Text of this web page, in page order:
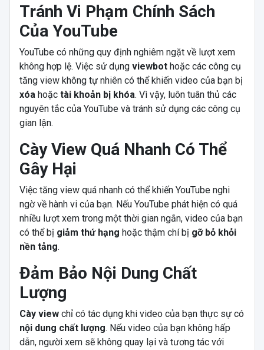
Tránh Vi Phạm Chính Sách
Của YouTube
YouTube có những quy định nghiêm ngặt về lượt xem
không hợp lệ. Việc sử dụng viewbothoặc các công cụ
tăng view không tự nhiên có thể khiến video của bạn bị
xóahoặc tài khoản bị khóa. Vì vậy, luôn tuân thủ các
nguyên tắc của YouTube và tránh sử dụng các công cụ
gian lận.
Cày View Quá Nhanh Có Thể
Gây Hại
Việc tăng view quá nhanh có thể khiến YouTube nghi
ngờ về hành vi của bạn. Nếu YouTube phát hiện có quá
nhiều lượt xem trong một thời gian ngắn, video của bạn
có thể bị giảm thứ hạng hoặc thậm chí bị gỡ bỏ khỏi
nền tảng.
Đảm Bảo Nội Dung Chất
Lượng
Cày viewchỉ có tác dụng khi video của bạn thực sự có
nội dung chất lượng. Nếu video của bạn không hấp
dẫn, người xem sẽ không quay lại và tương tác với